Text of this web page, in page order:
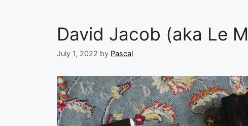
David Jacob (aka Le
July 1, 2022 by Pascal